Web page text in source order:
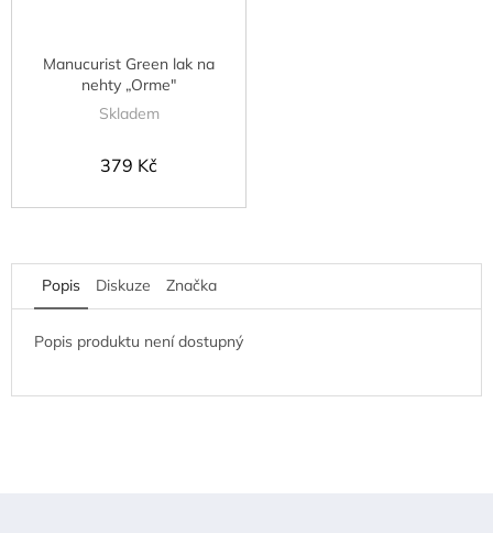
Manucurist Green lak na
nehty „Orme"
Skladem
379 Kč
Popis Diskuze Značka
Popis produktu není dostupný